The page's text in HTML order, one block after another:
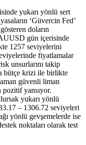
yukarı yönlü sert
‘Güvercin Fed’
doların
gün içerisinde
1257 seviyelerini
fiyatlamalar
unsurlarını takip
bütçe krizi ile birlikte
güvenli liman
pozitif yansıyor.
yukarı yönlü
– 1306.72 seviyeleri
yönlü gevşemelerde ise
noktaları olarak test